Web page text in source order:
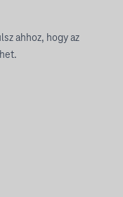
ahhoz, hogy az